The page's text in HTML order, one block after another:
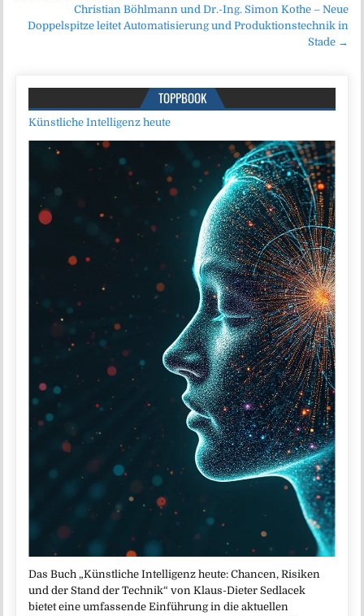
Christian Böhlmann und Dr.-Ing. Simon Kothe – Neue
Doppelspitze leitet Automatisierung und Produktionstechnik in
Stade →
TOPPBOOK
Künstliche Intelligenz heute
Das Buch „Künstliche Intelligenz heute: Chancen, Risiken
und der Stand der Technik“ von Klaus-Dieter Sedlacek
bietet eine umfassende Einführung in die aktuellen